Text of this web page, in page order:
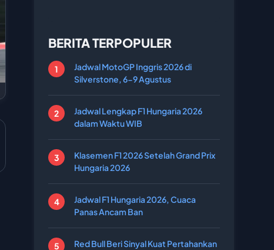
BERITA TERPOPULER
Jadwal MotoGP Inggris 2026 di
Silverstone, 6-9 Agustus
Jadwal Lengkap F1 Hungaria 2026
dalam Waktu WIB
Klasemen F1 2026 Setelah Grand Prix
Hungaria 2026
Jadwal F1 Hungaria 2026, Cuaca
Panas Ancam Ban
Red Bull Beri Sinyal Kuat Pertahankan